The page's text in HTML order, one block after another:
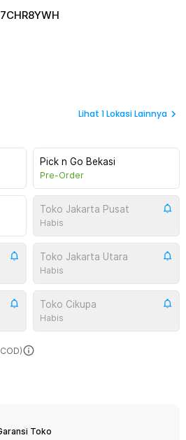
7CHR8YWH
Lihat 1Lokasi Lainnya
Pick n Go Bekasi
Pre-Order
Toko Jakarta Pusat
Habis
Toko Jakarta Utara
Habis
Toko Cikupa
Habis
Toko